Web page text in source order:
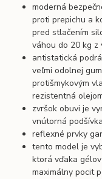
moderná
proti prepichu a
pred stlačením
váhou do 20 kg z
antistatická
veľmi odolnej
protišmykovým
rezistentná
zvršok obuvi je
vnútorná
reflexné prvky
tento model je
ktorá vďaka
maximálny pocit